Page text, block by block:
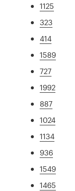
1125
323
414
1589
727
1992
887
1024
1134
936
1549
1465